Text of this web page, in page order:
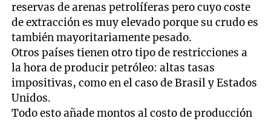
reservas de arenas petrolíferas pero cuyo coste
de extracción es muy elevado porque su crudo es
también mayoritariamente pesado.
Otros países tienen otro tipo de restricciones a
la hora de producir petróleo: altas tasas
impositivas, como en el caso de Brasil y Estados
Unidos.
Todo esto añade montos al costo de producción